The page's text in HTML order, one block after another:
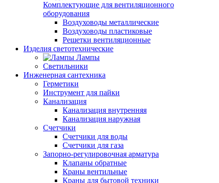
Комплектующие для вентиляционного
оборудования
Воздуховоды металлические
Воздуховоды пластиковые
Решетки вентиляционные
Изделия светотехнические
Лампы
Светильники
Инженерная сантехника
Герметики
Инструмент для пайки
Канализация
Канализация внутренняя
Канализация наружная
Счетчики
Счетчики для воды
Счетчики для газа
Запорно-регулировочная арматура
Клапаны обратные
Краны вентильные
Краны для бытовой техники